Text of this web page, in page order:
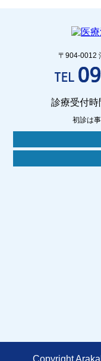
〒904-0012
診療受付時
初診は
Copyright